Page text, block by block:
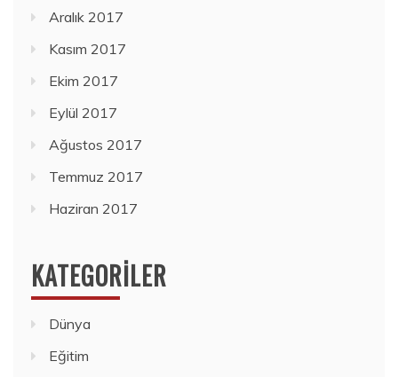
Aralık 2017
Kasım 2017
Ekim 2017
Eylül 2017
Ağustos 2017
Temmuz 2017
Haziran 2017
KATEGORILER
Dünya
Eğitim